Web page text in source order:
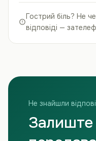
Гострий біль? Не
відповіді —
Не знайшли
Залиште